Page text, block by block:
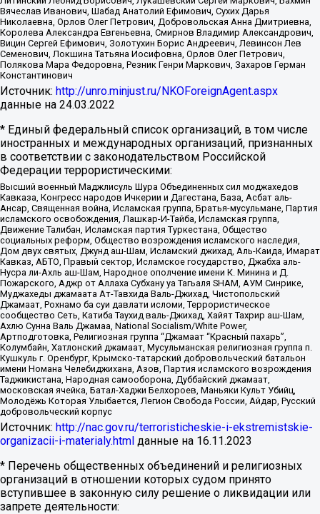
Вячеслав Иванович, Шабад Анатолий Ефимович, Сухих Дарья
Николаевна, Орлов Олег Петрович, Добровольская Анна Дмитриевна,
Королева Александра Евгеньевна, Смирнов Владимир Александрович,
Вицин Сергей Ефимович, Золотухин Борис Андреевич, Левинсон Лев
Семенович, Локшина Татьяна Иосифовна, Орлов Олег Петрович,
Полякова Мара Федоровна, Резник Генри Маркович, Захаров Герман
Константинович
Источник: http://unro.minjust.ru/NKOForeignAgent.aspx
данные на 24.03.2022
* Единый федеральный список организаций, в том числе
иностранных и международных организаций, признанных
в соответствии с законодательством Российской
Федерации террористическими:
Высший военный Маджлисуль Шура Объединенных сил моджахедов
Кавказа, Конгресс народов Ичкерии и Дагестана, База, Асбат аль-
Ансар, Священная война, Исламская группа, Братья-мусульмане, Партия
исламского освобождения, Лашкар-И-Тайба, Исламская группа,
Движение Талибан, Исламская партия Туркестана, Общество
социальных реформ, Общество возрождения исламского наследия,
Дом двух святых, Джунд аш-Шам, Исламский джихад, Аль-Каида, Имарат
Кавказ, АБТО, Правый сектор, Исламское государство, Джабха аль-
Нусра ли-Ахль аш-Шам, Народное ополчение имени К. Минина и Д.
Пожарского, Аджр от Аллаха Субхану уа Тагьаля SHAM, АУМ Синрике,
Муджахеды джамаата Ат-Тавхида Валь-Джихад, Чистопольский
Джамаат, Рохнамо ба суи давлати исломи, Террористическое
сообщество Сеть, Катиба Таухид валь-Джихад, Хайят Тахрир аш-Шам,
Ахлю Сунна Валь Джамаа, National Socialism/White Power,
Артподготовка, Религиозная группа “Джамаат “Красный пахарь”,
Колумбайн, Хатлонский джамаат, Мусульманская религиозная группа п.
Кушкуль г. Оренбург, Крымско-татарский добровольческий батальон
имени Номана Челебиджихана, Азов, Партия исламского возрождения
Таджикистана, Народная самооборона, Дуббайский джамаат,
московская ячейка, Батал-Хаджи Белхороев, Маньяки Культ Убийц,
Молодёжь Которая Улыбается, Легион Свобода России, Айдар, Русский
добровольческий корпус
Источник: http://nac.gov.ru/terroristicheskie-i-ekstremistskie-
organizacii-i-materialy.html данные на 16.11.2023
* Перечень общественных объединений и религиозных
организаций в отношении которых судом принято
вступившее в законную силу решение о ликвидации или
запрете деятельности: